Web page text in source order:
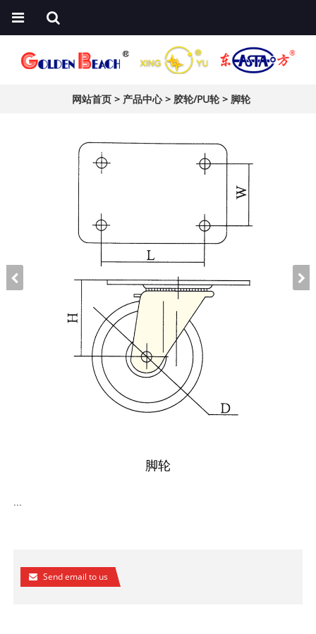
网站首页 > 产品中心> 胶轮/PU轮> 脚轮
脚轮
...
Send email to us